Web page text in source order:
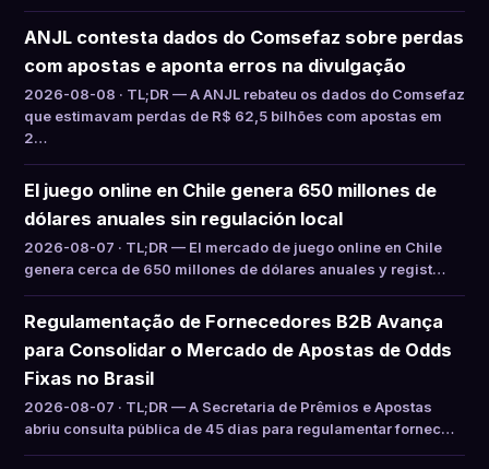
ANJL contesta dados do Comsefaz sobre perdas
com apostas e aponta erros na divulgação
2026-08-08 · TL;DR — A ANJL rebateu os dados do Comsefaz
que estimavam perdas de R$ 62,5 bilhões com apostas em
2…
El juego online en Chile genera 650 millones de
dólares anuales sin regulación local
2026-08-07 · TL;DR — El mercado de juego online en Chile
genera cerca de 650 millones de dólares anuales y regist…
Regulamentação de Fornecedores B2B Avança
para Consolidar o Mercado de Apostas de Odds
Fixas no Brasil
2026-08-07 · TL;DR — A Secretaria de Prêmios e Apostas
abriu consulta pública de 45 dias para regulamentar fornec…